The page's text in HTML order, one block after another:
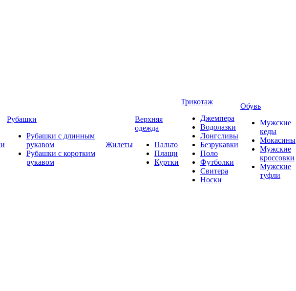
Рубашки
Рубашки с длинным
рукавом
Рубашки с коротким
рукавом
Жилеты
Верхняя
одежда
Пальто
Плащи
Куртки
Трикотаж
Джемпера
Водолазки
Лонгсливы
Безрукавки
Поло
Футболки
Свитера
Носки
Обувь
Мужские
кеды
Мокасины
Мужские
кроссовки
Мужские
туфли